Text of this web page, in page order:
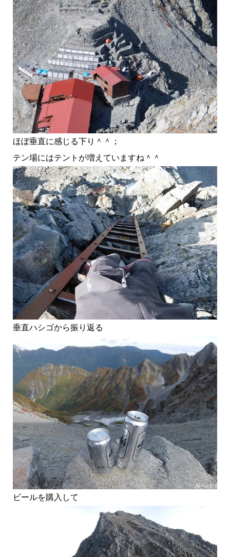
ほぼ垂直に感じる下り＾＾；
テン場にはテントが増えていますね＾＾
垂直ハシゴから振り返る
ビールを購入して